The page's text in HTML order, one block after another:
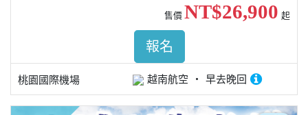
桃園國際機場 越南航空 早去晚回
售價 NT$26,900 起
報名